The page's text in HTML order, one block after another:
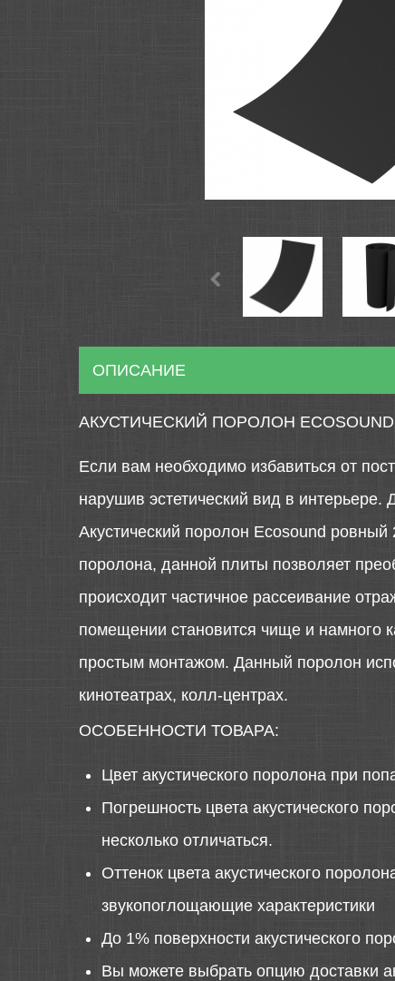
ОПИСАНИЕ
АКУСТИЧЕСКИЙ ПОРОЛОН
Если вам необходимо избавиться от
нарушив эстетический вид в
Акустический поролон Ecosound
поролона, данной плиты позволяет
происходит частичное рассеивание
помещении становится чище и намного
простым монтажом. Данный поролон
кинотеатрах, колл-центрах.
ОСОБЕННОСТИ ТОВАРА:
Цвет акустического поролона при
Погрешность цвета акустического
несколько отличаться.
Оттенок цвета акустического
звукопоглощающие характеристики
До 1% поверхности акустического
Вы можете выбрать опцию доставки